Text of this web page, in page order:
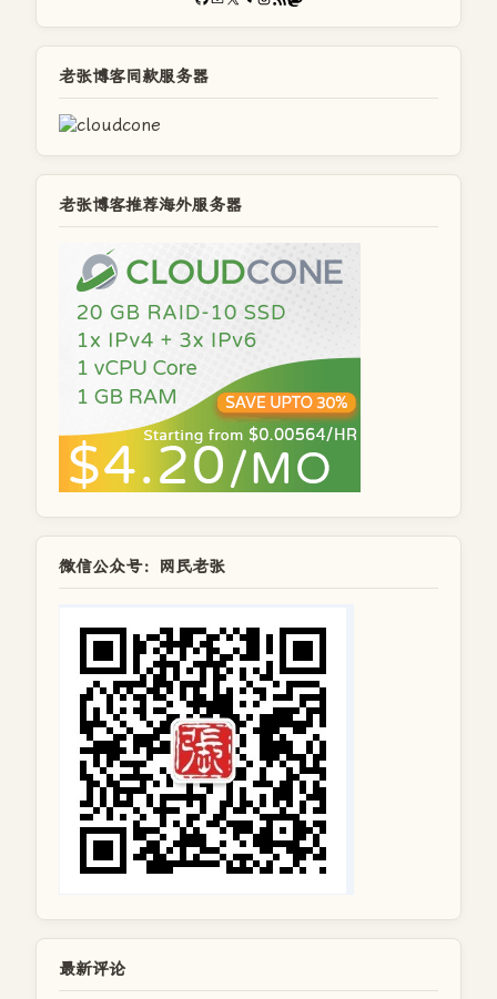
老张博客同款服务器
老张博客推荐海外服务器
微信公众号：网民老张
最新评论